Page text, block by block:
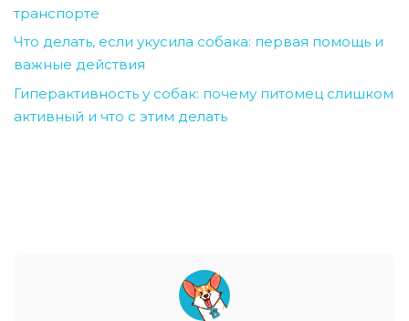
транспорте
Что делать, если укусила собака: первая помощь и
важные действия
Гиперактивность у собак: почему питомец слишком
активный и что с этим делать